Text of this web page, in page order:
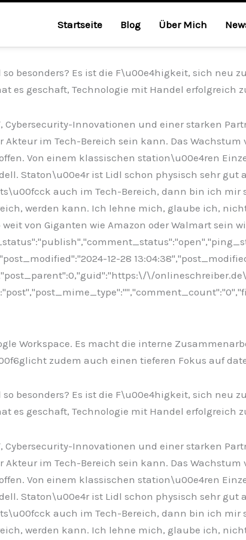
Startseite Blog Über Mich
besonders? Es ist die F\u00e4higkeit, sich
es geschaft, Technologie mit Handel erfolgreich
Cybersecurity-Innovationen und einer starken
im Tech-Bereich sein kann. Das
Von einem klassischen station\u00e4ren
Staton\u00e4r ist Lidl schon physisch sehr
auch im Tech-Bereich, dann bin ich
werden kann. Ich lehne mich, glaube ich,
von Giganten wie Amazon oder Walmart sein
12-28
\/
Workspace. Es macht die interne
zudem auch einen tieferen Fokus auf
besonders? Es ist die F\u00e4higkeit, sich
es geschaft, Technologie mit Handel erfolgreich
Cybersecurity-Innovationen und einer starken
im Tech-Bereich sein kann. Das
Von einem klassischen station\u00e4ren
Staton\u00e4r ist Lidl schon physisch sehr
auch im Tech-Bereich, dann bin ich
werden kann. Ich lehne mich, glaube ich,